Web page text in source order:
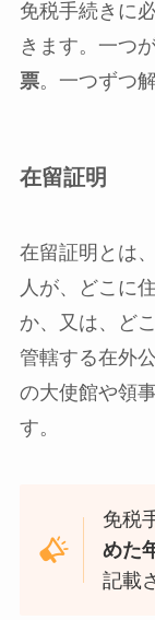
免税手続きに
きます。一つ
票。一つずつ
在留証明
在留証明とは
人が、どこに
か、又は、ど
管轄する在外
の大使館や領
す。
免税
めた
記載